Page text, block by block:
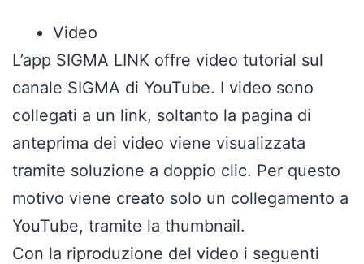
Video
L’app SIGMA LINK offre video tutorial sul
canale SIGMA di YouTube. I video sono
collegati a un link, soltanto la pagina di
anteprima dei video viene visualizzata
tramite soluzione a doppio clic. Per questo
motivo viene creato solo un collegamento a
YouTube, tramite la thumbnail.
Con la riproduzione del video i seguenti